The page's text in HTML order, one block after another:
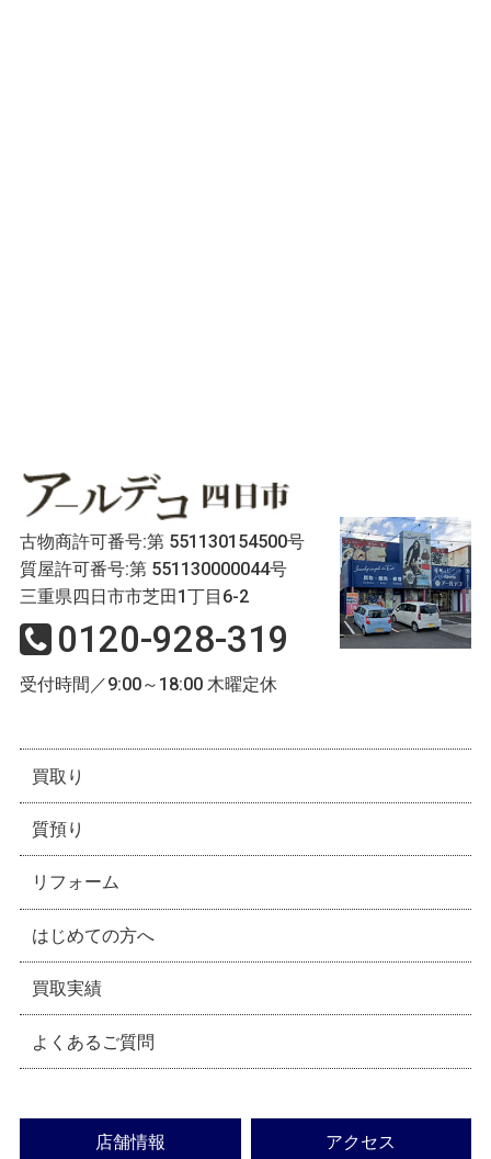
古物商許可番号:第 551130154500号
質屋許可番号:第 551130000044号
三重県四日市市芝田1丁目6-2
0120-928-319
受付時間／9:00～18:00 木曜定休
買取り
質預り
リフォーム
はじめての方へ
買取実績
よくあるご質問
店舗情報 アクセス